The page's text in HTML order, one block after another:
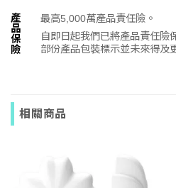
產
品
保
險
最高5,000萬產品責任險。
自即日起我們已將產品責任險
部份產品包裝標示並未來得及
相關商品